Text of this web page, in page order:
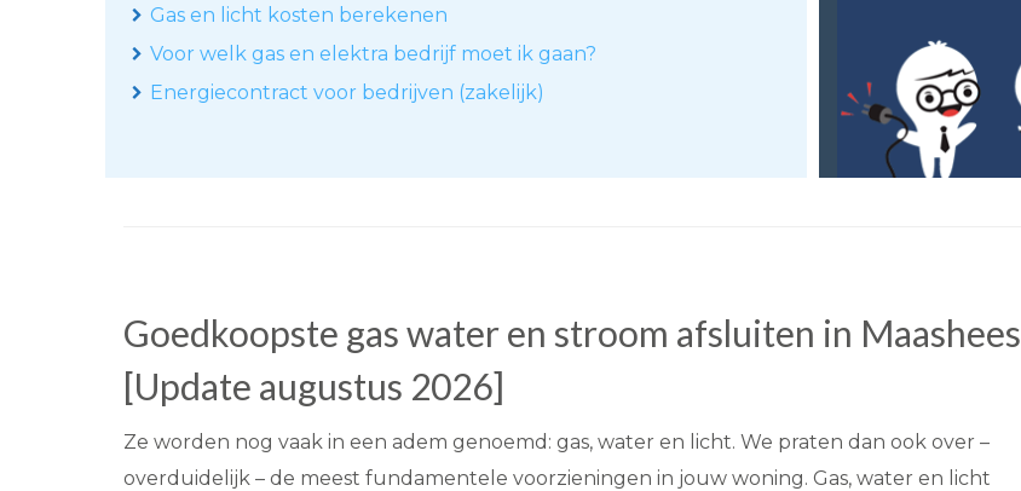
Gas en licht kosten berekenen
Voor welk gas en elektra bedrijf moet ik gaan?
Energiecontract voor bedrijven (zakelijk)
Goedkoopste gas water en stroom afsluiten in Maashees
[Update augustus 2026]
Ze worden nog vaak in een adem genoemd: gas, water en licht. We praten dan ook over –
overduidelijk – de meest fundamentele voorzieningen in jouw woning. Gas, water en licht